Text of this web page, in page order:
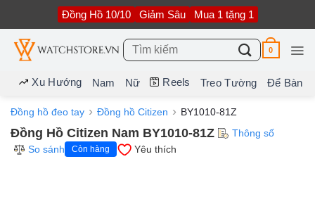
nội
dung
Đồng Hồ 10/10 Giảm Sâu Mua 1 tặng 1
Tìm
kiếm:
0
Xu Hướng Nam Nữ Reels Treo Tường Để Bàn
Đồng hồ đeo tay Đồng hồ Citizen BY1010-81Z
Đồng Hồ Citizen Nam BY1010-81Z
Thông số
So sánh
Còn hàng Yêu thích